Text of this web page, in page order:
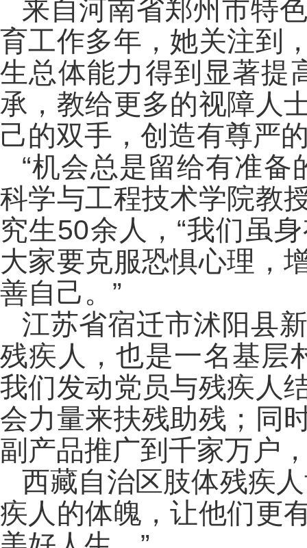
来自河南省郑州市特
育工作多年，她关注到
生总体能力得到显著提
承，教给更多的视障人
己的双手，创造有尊严
“机会总是留给有准备
科学与工程技术学院教
究生50余人，“我们虽
大家要克服恐惧心理，
善自己。”
江苏省宿迁市沭阳县
残疾人，也是一名基层
我们发动党员与残疾人
会力量来扶残助残；同
副产品推广到千家万户
西藏自治区肢体残疾
疾人的体魄，让他们更